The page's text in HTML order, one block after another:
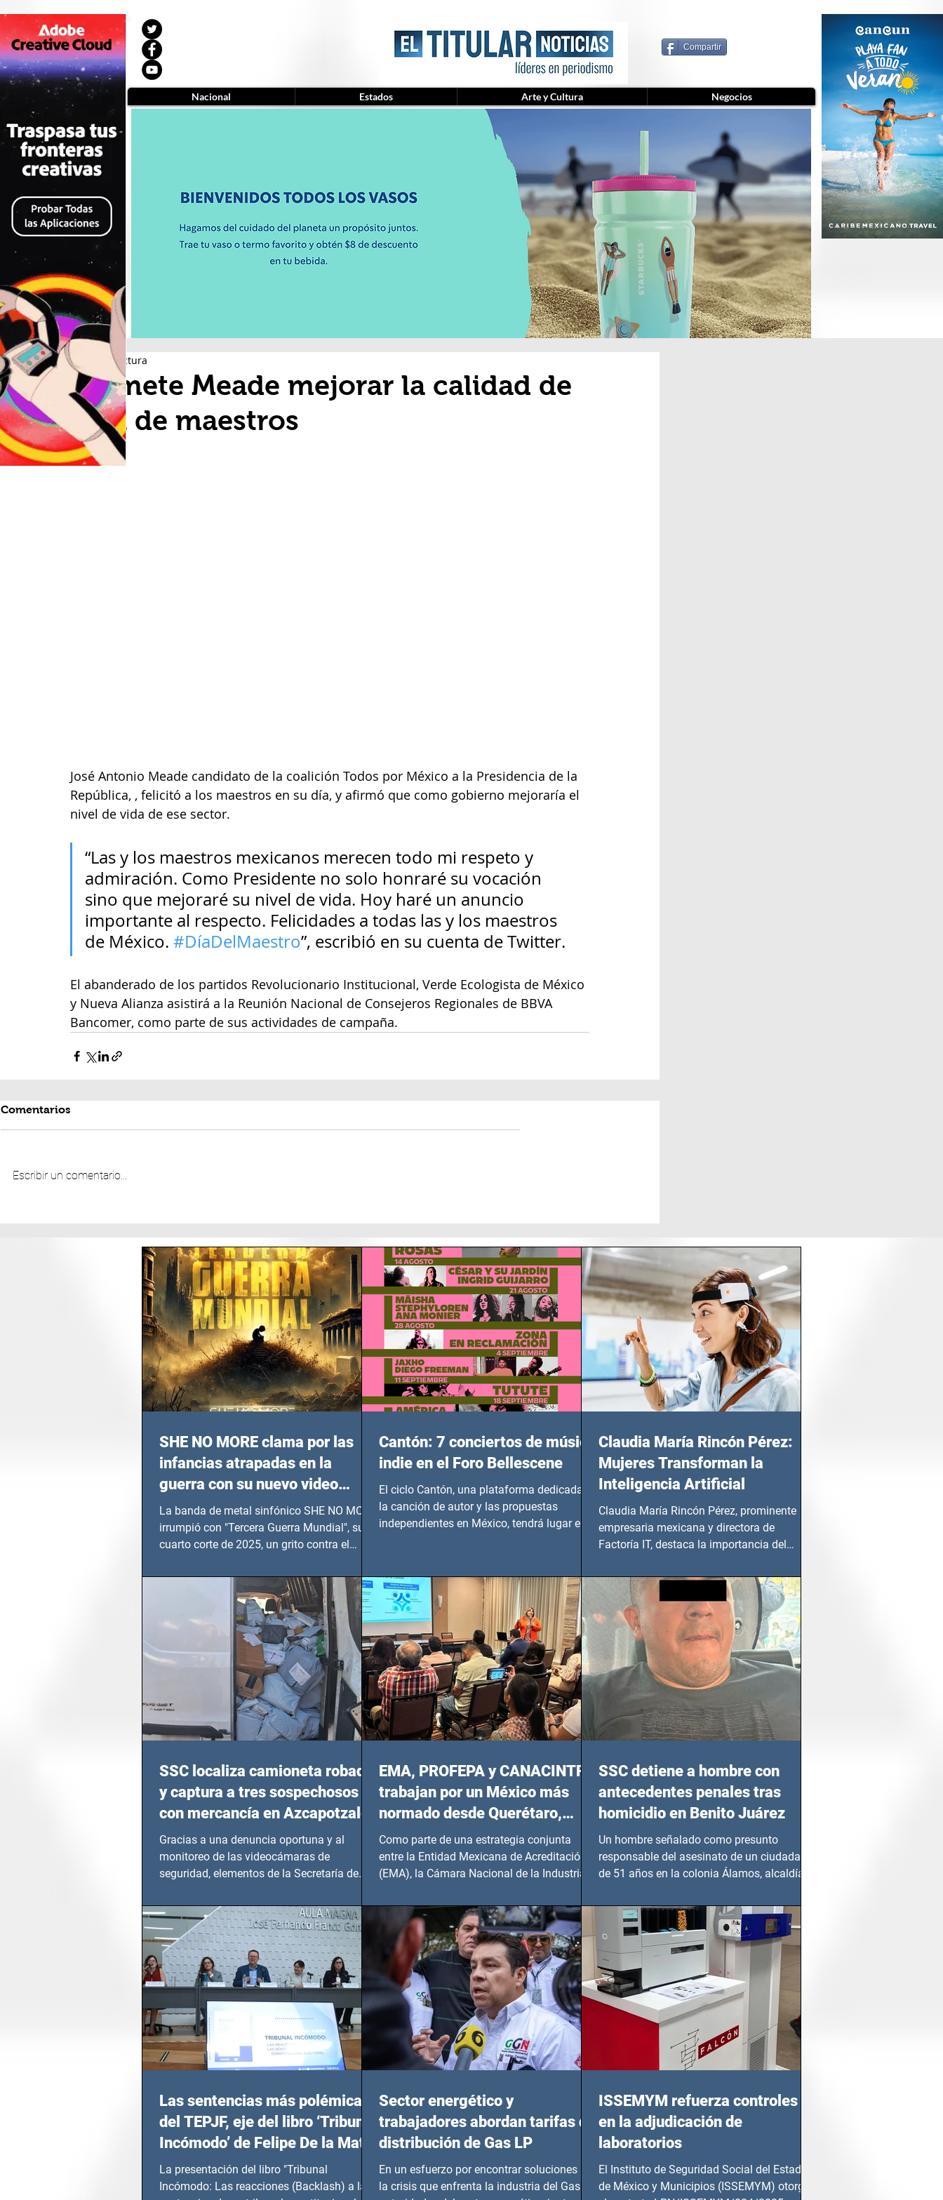
Compartir
Promete Meade mejorar la calidad de
vida de maestros
1 min de lectura
José Antonio Meade candidato de la coalición Todos por México a la Presidencia de la
República, , felicitó a los maestros en su día, y afirmó que como gobierno mejoraría el
nivel de vida de ese sector.
“Las y los maestros mexicanos merecen todo mi respeto y
admiración. Como Presidente no solo honraré su vocación
sino que mejoraré su nivel de vida. Hoy haré un anuncio
importante al respecto. Felicidades a todas las y los maestros
de México. #DíaDelMaestro”, escribió en su cuenta de Twitter.
El abanderado de los partidos Revolucionario Institucional, Verde Ecologista de México
y Nueva Alianza asistirá a la Reunión Nacional de Consejeros Regionales de BBVA
Bancomer, como parte de sus actividades de campaña.
Comentarios
Escribir un comentario...
SHE NO MORE clama por las
infancias atrapadas en la
guerra con su nuevo video
TERCERA GUERRA MUNDIAL
La banda de metal sinfónico SHE NO MORE
irrumpió con "Tercera Guerra Mundial", su
cuarto corte de 2025, un grito contra el
en epicentros bélicos.
Cantón: 7 conciertos de música
indie en el Foro Bellescene
El ciclo Cantón, una plataforma dedicada a
la canción de autor y las propuestas
independientes en México, tendrá lugar en el
del 14 de agosto al 25 de septiembre, a las
20:00 horas.
Claudia María Rincón Pérez:
Mujeres Transforman la
Inteligencia Artificial
Claudia María Rincón Pérez, prominente
empresaria mexicana y directora de
Factoría IT, destaca la importancia del
SSC localiza camioneta robada
y captura a tres sospechosos
con mercancía en Azcapotzalco
Gracias a una denuncia oportuna y al
monitoreo de las videocámaras de
seguridad, elementos de la Secretaría de
EMA, PROFEPA y CANACINTRA
trabajan por un México más
normado desde Querétaro,
Hidalgo y BCS
Como parte de una estrategia conjunta
entre la Entidad Mexicana de Acreditación
(EMA), la Cámara Nacional de la Industria
SSC detiene a hombre con
antecedentes penales tras
homicidio en Benito Juárez
Un hombre señalado como presunto
responsable del asesinato de un ciudadano
de 51 años en la colonia Álamos, alcaldía
Las sentencias más polémicas
del TEPJF, eje del libro ‘Tribunal
Incómodo’ de Felipe De la Mata
La presentación del libro "Tribunal
Incómodo: Las reacciones (Backlash) a las
Sector energético y
trabajadores abordan tarifas de
distribución de Gas LP
En un esfuerzo por encontrar soluciones a
la crisis que enfrenta la industria del Gas LP,
ISSEMYM refuerza controles
en la adjudicación de
laboratorios
El Instituto de Seguridad Social del Estado
de México y Municipios (ISSEMYM) otorgó
Nacional Estados Arte y Cultura Negocios